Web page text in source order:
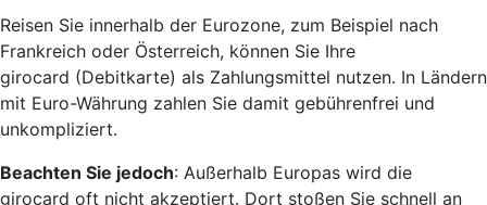
Reisen Sie innerhalb der Eurozone, zum Beispiel nach
Frankreich oder Österreich, können Sie Ihre
girocard (Debitkarte) als Zahlungsmittel nutzen. In Ländern
mit Euro-Währung zahlen Sie damit gebührenfrei und
unkompliziert.
Beachten Sie jedoch: Außerhalb Europas wird die
girocard oft nicht akzeptiert. Dort stoßen Sie schnell an